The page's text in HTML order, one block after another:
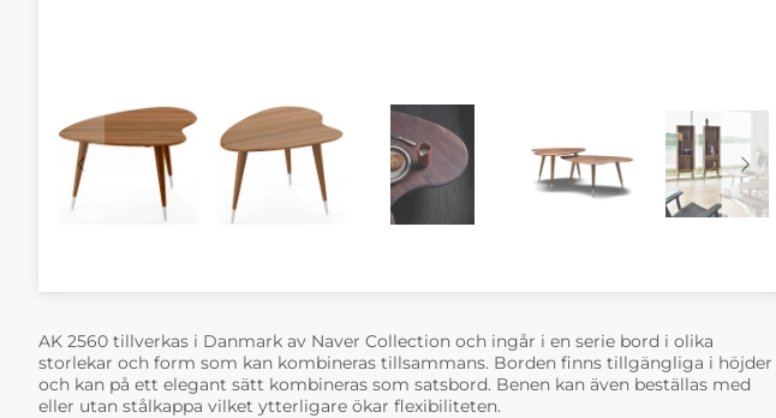
AK 2560 tillverkas i Danmark av Naver Collection och ingår i en serie bord i olika
storlekar och form som kan kombineras tillsammans. Borden finns tillgängliga i höjder
och kan på ett elegant sätt kombineras som satsbord. Benen kan även beställas med
eller utan stålkappa vilket ytterligare ökar flexibiliteten.